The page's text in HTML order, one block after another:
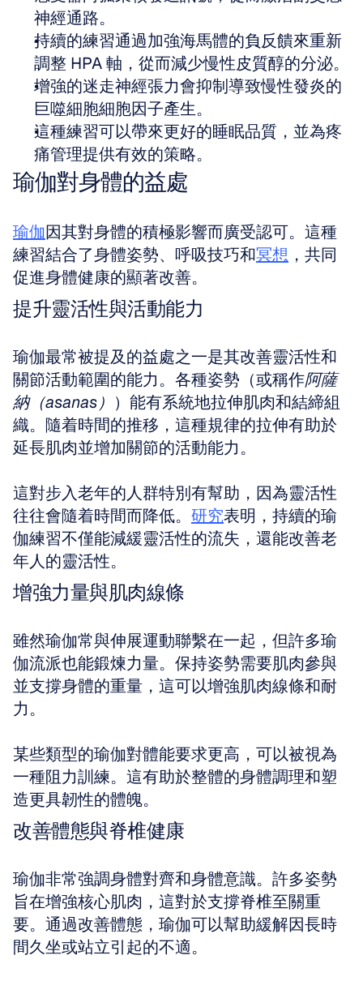
神經通路。
持續的練習通過加強海馬體的負反饋來重新
調整 HPA 軸，從而減少慢性皮質醇的分泌。
增強的迷走神經張力會抑制導致慢性發炎的
巨噬細胞細胞因子產生。
這種練習可以帶來更好的睡眠品質，並為疼
痛管理提供有效的策略。
瑜伽對身體的益處
瑜伽因其對身體的積極影響而廣受認可。這種
練習結合了身體姿勢、呼吸技巧和冥想 ，共同
促進身體健康的顯著改善。
提升靈活性與活動能力
瑜伽最常被提及的益處之一是其改善靈活性和
關節活動範圍的能力。各種姿勢（或稱作阿薩
納（asanas） ）能有系統地拉伸肌肉和結締組
織。隨着時間的推移，這種規律的拉伸有助於
延長肌肉並增加關節的活動能力。
這對步入老年的人群特別有幫助，因為靈活性
往往會隨着時間而降低。 研究表明，持續的瑜
伽練習不僅能減緩靈活性的流失，還能改善老
年人的靈活性。
增強力量與肌肉線條
雖然瑜伽常與伸展運動聯繫在一起，但許多瑜
伽流派也能鍛煉力量。保持姿勢需要肌肉參與
並支撐身體的重量，這可以增強肌肉線條和耐
力。
某些類型的瑜伽對體能要求更高，可以被視為
一種阻力訓練。這有助於整體的身體調理和塑
造更具韌性的體魄。
改善體態與脊椎健康
瑜伽非常強調身體對齊和身體意識。許多姿勢
旨在增強核心肌肉，這對於支撐脊椎至關重
要。通過改善體態，瑜伽可以幫助緩解因長時
間久坐或站立引起的不適。